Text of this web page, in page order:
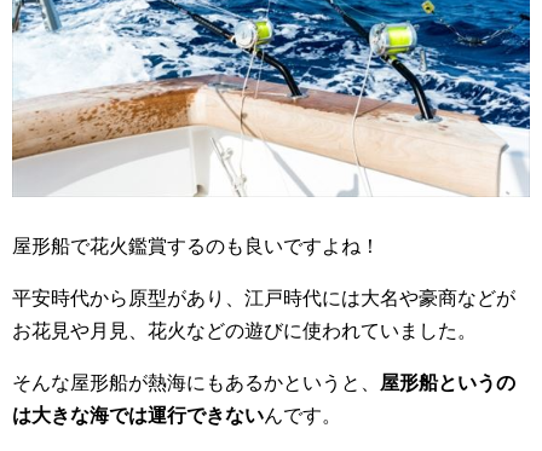
屋形船で花火鑑賞するのも良いですよね！
平安時代から原型があり、江戸時代には大名や豪商などが
お花見や月見、花火などの遊びに使われていました。
そんな屋形船が熱海にもあるかというと、 屋形船というの
は大きな海では運行できないんです。